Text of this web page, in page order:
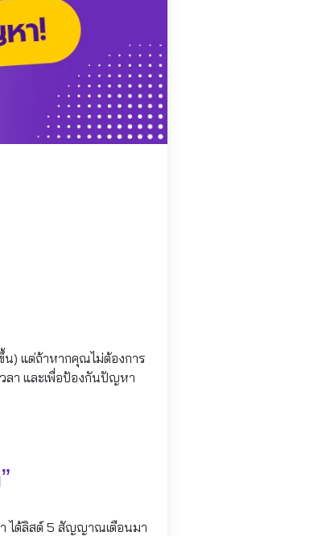
น) แต่ถ้าหากคุณไม่ต้องการ
ลา และเพื่อป้องกันปัญหา
ได้ลิสต์ 5 สัญญาณเตือนมา